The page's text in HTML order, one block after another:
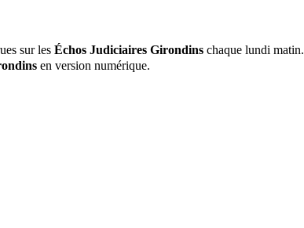
sur les Échos Judiciaires Girondins chaque lundi matin.
en version numérique.